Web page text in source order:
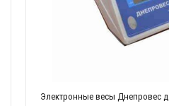
Электронные весы Днепровес